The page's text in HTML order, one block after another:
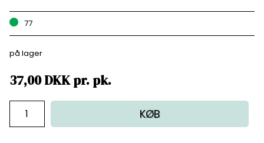
77
på lager
37,00DKKpr. pk.
KØB